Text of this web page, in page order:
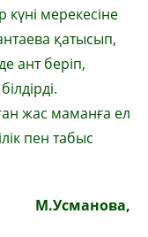
мерекесіне
қатысып,
ант беріп,
жас маманға ел
пен табыс
М.Усманова,